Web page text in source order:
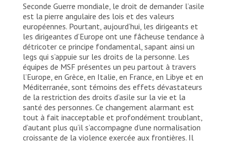
Seconde Guerre mondiale, le droit de demander l’asile
est la pierre angulaire des lois et des valeurs
européennes. Pourtant, aujourd’hui, les dirigeants et
les dirigeantes d’Europe ont une fâcheuse tendance à
détricoter ce principe fondamental, sapant ainsi un
legs qui s’appuie sur les droits de la personne. Les
équipes de MSF présentes un peu partout à travers
l’Europe, en Grèce, en Italie, en France, en Libye et en
Méditerranée, sont témoins des effets dévastateurs
de la restriction des droits d’asile sur la vie et la
santé des personnes. Ce changement alarmant est
tout à fait inacceptable et profondément troublant,
d’autant plus qu’il s’accompagne d’une normalisation
croissante de la violence exercée aux frontières. Il